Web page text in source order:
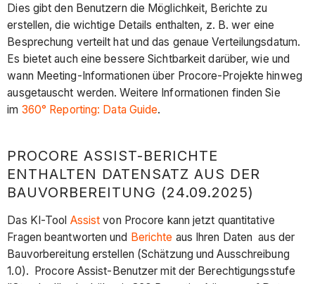
Dies gibt den Benutzern die Möglichkeit, Berichte zu
erstellen, die wichtige Details enthalten, z. B. wer eine
Besprechung verteilt hat und das genaue Verteilungsdatum.
Es bietet auch eine bessere Sichtbarkeit darüber, wie und
wann Meeting-Informationen über Procore-Projekte hinweg
ausgetauscht werden. Weitere Informationen finden Sie
im 360° Reporting: Data Guide.
PROCORE ASSIST-BERICHTE
ENTHALTEN DATENSATZ AUS DER
BAUVORBEREITUNG (24.09.2025)
Das KI-Tool Assist von Procore kann jetzt quantitative
Fragen beantworten und Berichte aus Ihren Daten aus der
Bauvorbereitung erstellen (Schätzung und Ausschreibung
1.0). Procore Assist-Benutzer mit der Berechtigungsstufe